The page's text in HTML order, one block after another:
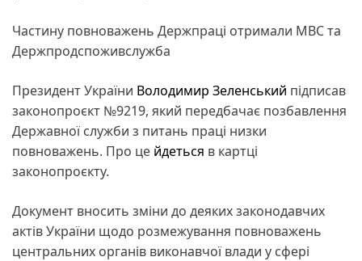
Частину повноважень Держпраці отримали МВС та
Держпродспоживслужба
Президент України Володимир Зеленський підписав
законопроєкт №9219, який передбачає позбавлення
Державної служби з питань праці низки
повноважень. Про це йдеться в картці
законопроєкту.
Документ вносить зміни до деяких законодавчих
актів України щодо розмежування повноважень
центральних органів виконавчої влади у сфері